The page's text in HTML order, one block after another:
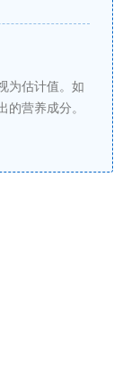
为估计值。如
营养成分。